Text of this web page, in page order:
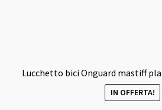
Lucchetto bici Onguard mastiff
IN OFFERTA!